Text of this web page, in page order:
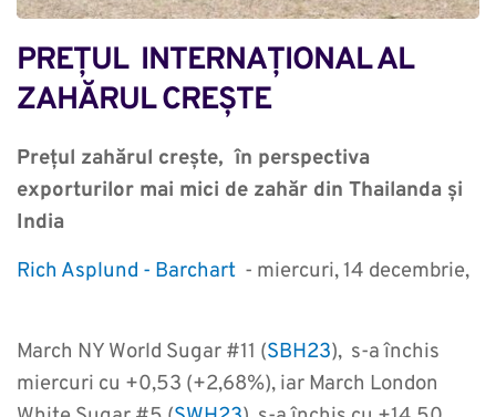
PREȚUL  INTERNAȚIONAL AL
ZAHĂRUL CREȘTE
Prețul zahărul crește, în perspectiva
exporturilor mai mici de zahăr din Thailanda și
India
Rich Asplund - Barchart - miercuri, 14 decembrie,
March NY World Sugar #11 (SBH23), s-a închis
miercuri cu +0,53 (+2,68%), iar March London